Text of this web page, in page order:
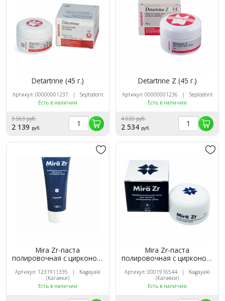
Detartrine (45 г.)
Артикул: 00000001237 | Septodont
Есть в наличии
3 563 руб.
2 139 руб.
Detartrine Z (45 г.)
Артикул: 00000001236 | Septodont
Есть в наличии
4 020 руб.
2 534 руб.
Mira Zr-паста
полировочная с цирконом,
Артикул: 1231911335 | Kagayaki
(Кагаяки)
Есть в наличии
Mira Zr-паста
полировочная с цирконом,
Артикул: 0001916544 | Kagayaki
(Кагаяки)
Есть в наличии